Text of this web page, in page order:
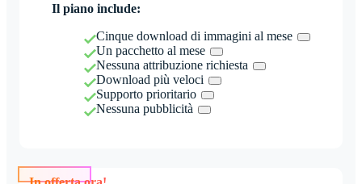
Il piano include:
Cinque download di immagini al mese
Un pacchetto al mese
Nessuna attribuzione richiesta
Download più veloci
Supporto prioritario
Nessuna pubblicità